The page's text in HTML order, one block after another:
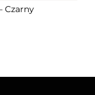
Czarny